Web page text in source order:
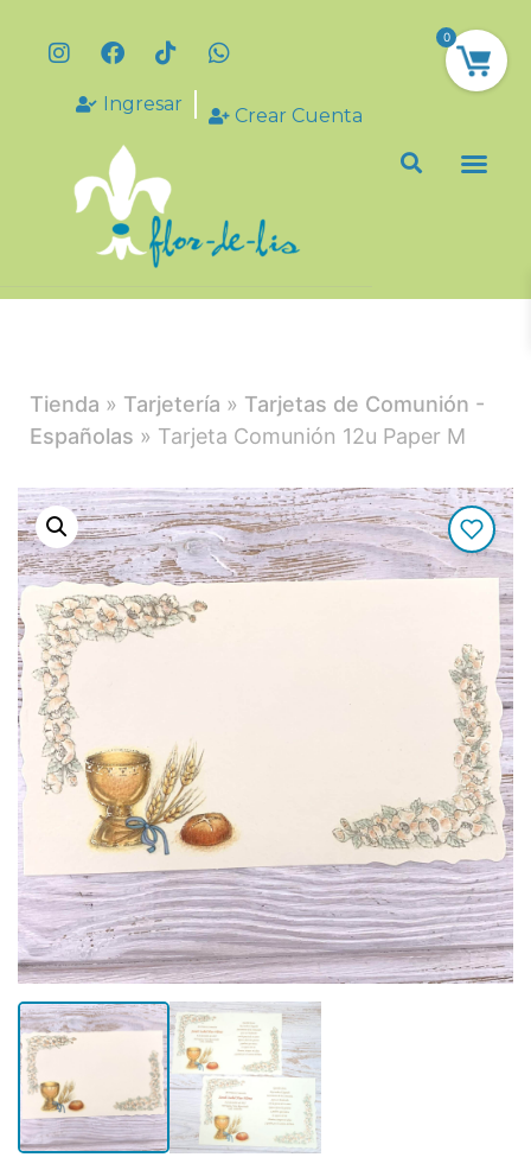
Ingresar
Crear Cuenta
Tienda » Tarjetería » Tarjetas de Comunión -
Españolas » Tarjeta Comunión 12u Paper M
0